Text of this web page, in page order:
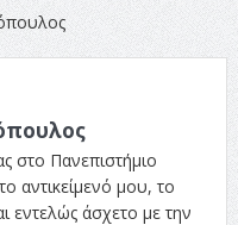
στο Πανεπιστήμιο
αντικείμενό μου, το
εντελώς άσχετο με την